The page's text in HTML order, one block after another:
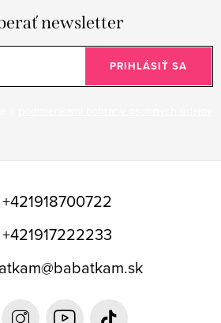
newsletter
PRIHLÁSIŤ SA
+421918700722
+421917222233
@babatkam.sk